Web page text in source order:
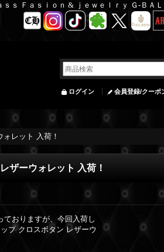
ｓ Ｆａｓｉｏｎ & ｊｅｗｅｌｒｙ Ｇ-ＢＡ
ログイン 会員登録/クーポ
レット 入荷！
ザーウォレット 入荷！
ておりますが、今回入荷し
プ クロスボタン レザーウ